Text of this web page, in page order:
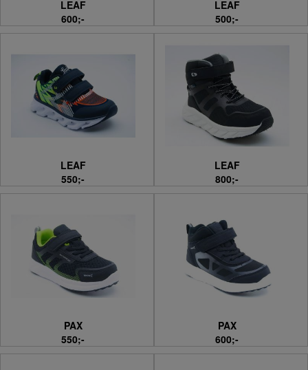
LEAF
600;-
LEAF
500;-
LEAF
550;-
LEAF
800;-
PAX
550;-
PAX
600;-